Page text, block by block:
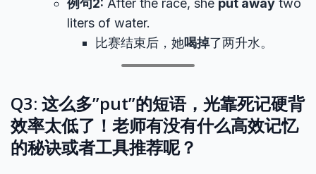
例句2: After the race, she put away two
liters of water.
比赛结束后，她喝掉了两升水。
Q3: 这么多”put”的短语，光靠死记硬背
效率太低了！老师有没有什么高效记忆
的秘诀或者工具推荐呢？